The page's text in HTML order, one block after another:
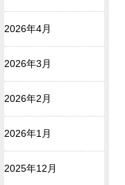
2026年4月
2026年3月
2026年2月
2026年1月
2025年12月